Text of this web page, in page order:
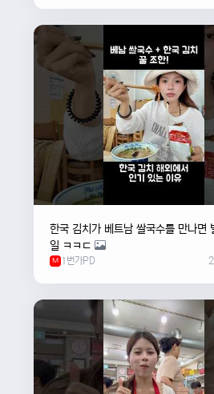
한국 김치가 베트남 쌀국수를 만나면
일 ㅋㅋㄷ
M 1번가PD